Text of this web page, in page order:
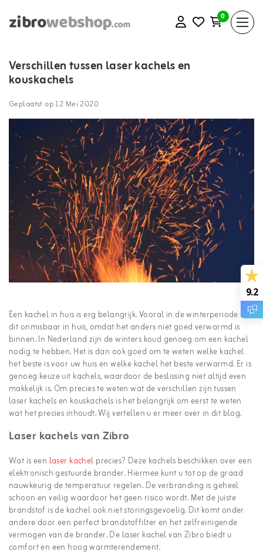
0
Verschillen tussen laser kachels en
kouskachels
Geplaatst op12 Mei 2020
Een kachel in huis is erg belangrijk. Vooral in de winterperiode is
dit onmisbaar in huis, omdat het anders niet goed verwarmd is
binnen. In Nederland zijn de winters koud genoeg om een kachel
nodig te hebben. Het is dan ook goed om te weten welke kachel
het beste is voor uw huis en welke kachel het beste verwarmd. Er is
genoeg keuze uit kachels, waardoor de beslissing niet altijd even
makkelijk is. Om precies te weten wat de verschillen zijn tussen
laser kachels en kouskachels is het belangrijk om eerst te weten
wat het precies inhoudt. Wij vertellen u er meer over in dit blog.
Laser kachels van Zibro
Wat is een laser kachel precies? Deze kachels beschikken over een
elektronisch gestuurde brander. Hiermee kunt u tot op de graad
nauwkeurig de temperatuur regelen. De verbranding is geheel
schoon en veilig waardoor het geen risico wordt. Met de juiste
brandstof is de kachel ook niet storingsgevoelig. Dit komt onder
andere door een perfect brandstoffilter en het zelfreinigende
vermogen van de brander. De laser kachel van Zibro biedt u
comfort en een hoog warmterendement.
9.2